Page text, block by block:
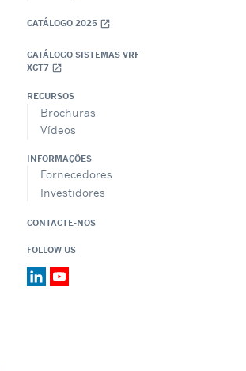
CATÁLOGO 2025 open_in_new
CATÁLOGO SISTEMAS VRF
XCT7 open_in_new
RECURSOS
Brochuras
Vídeos
INFORMAÇÕES
Fornecedores
Investidores
CONTACTE-NOS
FOLLOW US